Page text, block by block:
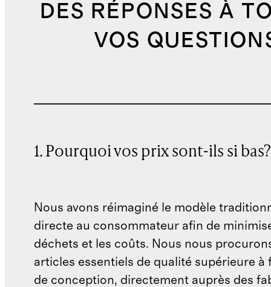
DES RÉPONSES À
VOS
1. Pourquoi vos prix sont-ils si bas?
Nous avons réimaginé le modèle
directe au consommateur afin de
déchets et les coûts. Nous nous
articles essentiels de qualité supérieure à
de conception, directement auprès des